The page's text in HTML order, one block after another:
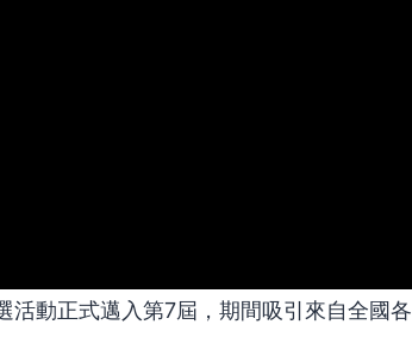
動正式邁入第7屆，期間吸引來自全國各